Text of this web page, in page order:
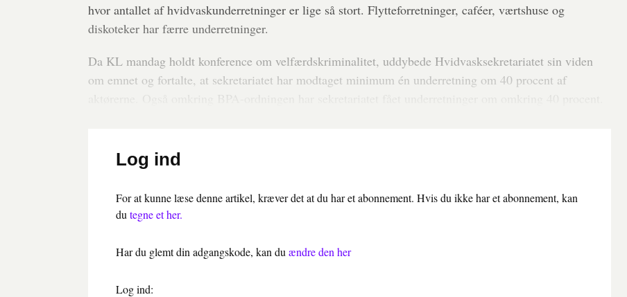
hvor antallet af hvidvaskunderretninger er lige så stort. Flytteforretninger, caféer, værtshuse og
diskoteker har færre underretninger.
Da KL mandag holdt konference om velfærdskriminalitet, uddybede Hvidvasksekretariatet sin viden
om emnet og fortalte, at sekretariatet har modtaget minimum én underretning om 40 procent af
Log ind
For at kunne læse denne artikel, kræver det at du har et abonnement. Hvis du ikke har et abonnement, kan
du tegne et her.
Har du glemt din adgangskode, kan du ændre den her
Log ind: